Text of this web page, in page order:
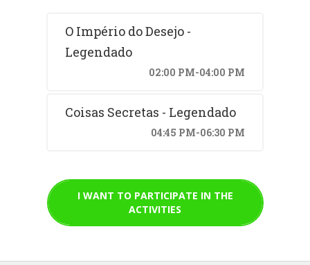
O Império do Desejo -
Legendado
02:00 PM-04:00 PM
Coisas Secretas - Legendado
04:45 PM-06:30 PM
I WANT TO PARTICIPATE IN THE
ACTIVITIES